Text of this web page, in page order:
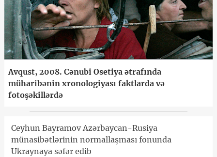
Avqust, 2008. Cənubi Osetiya ətrafında
müharibənin xronologiyası faktlarda və
fotoşəkillərdə
Ceyhun Bayramov Azərbaycan-Rusiya
münasibətlərinin normallaşması fonunda
Ukraynaya səfər edib